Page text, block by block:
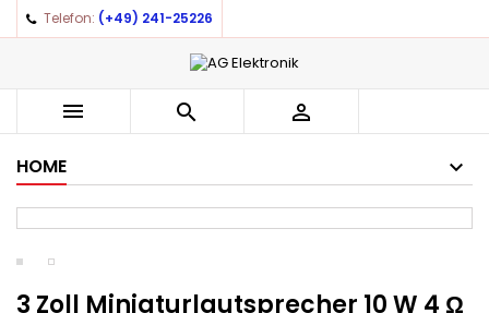
Telefon: (+49) 241-25226
  
HOME
3 Zoll Miniaturlautsprecher 10 W 4 Ω